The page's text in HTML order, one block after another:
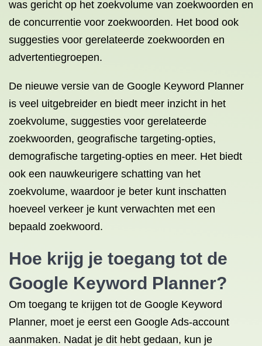
was gericht op het zoekvolume van zoekwoorden en
de concurrentie voor zoekwoorden. Het bood ook
suggesties voor gerelateerde zoekwoorden en
advertentiegroepen.
De nieuwe versie van de Google Keyword Planner
is veel uitgebreider en biedt meer inzicht in het
zoekvolume, suggesties voor gerelateerde
zoekwoorden, geografische targeting-opties,
demografische targeting-opties en meer. Het biedt
ook een nauwkeurigere schatting van het
zoekvolume, waardoor je beter kunt inschatten
hoeveel verkeer je kunt verwachten met een
bepaald zoekwoord.
Hoe krijg je toegang tot de
Google Keyword Planner?
Om toegang te krijgen tot de Google Keyword
Planner, moet je eerst een Google Ads-account
aanmaken. Nadat je dit hebt gedaan, kun je